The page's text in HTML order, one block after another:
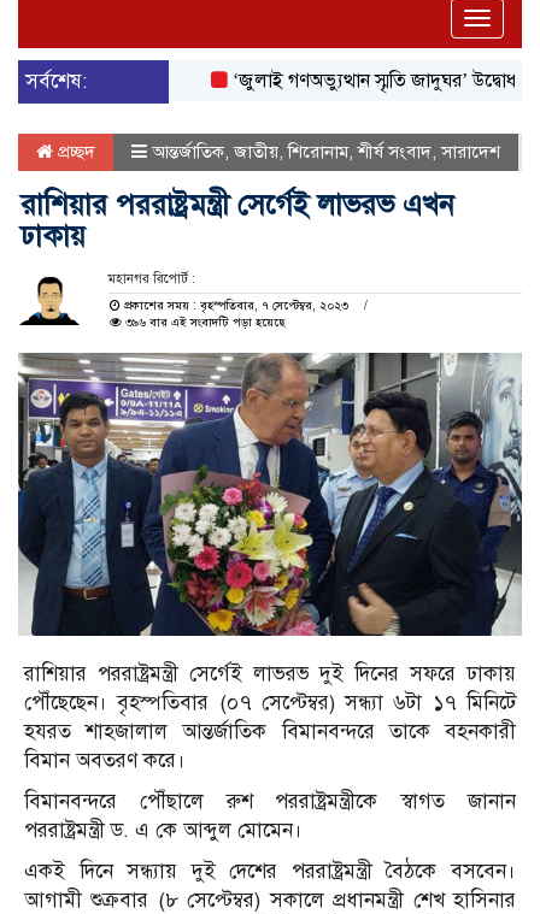
Toggle
সর্বশেষ:
‘জুলাই গণঅভ্যুত্থান স্মৃতি জাদুঘর’ উদ্বোধন করলেন
প্রচ্ছদ আন্তর্জাতিক,জাতীয়,শিরোনাম,শীর্ষ সংবাদ,সারাদেশ
রাশিয়ার পররাষ্ট্রমন্ত্রী সের্গেই লাভরভ এখন
ঢাকায়
মহানগর রিপোর্ট :
প্রকাশের সময় : বৃহস্পতিবার, ৭ সেপ্টেম্বর, ২০২৩
৩৯৬ বার এই সংবাদটি পড়া হয়েছে
রাশিয়ার পররাষ্ট্রমন্ত্রী সের্গেই লাভরভ দুই দিনের সফরে ঢাকায়
পৌঁছেছেন। বৃহস্পতিবার (০৭ সেপ্টেম্বর) সন্ধ্যা ৬টা ১৭ মিনিটে
হযরত শাহজালাল আন্তর্জাতিক বিমানবন্দরে তাকে বহনকারী
বিমান অবতরণ করে।
বিমানবন্দরে পৌঁছালে রুশ পররাষ্ট্রমন্ত্রীকে স্বাগত জানান
পররাষ্ট্রমন্ত্রী ড. এ কে আব্দুল মোমেন।
একই দিনে সন্ধ্যায় দুই দেশের পররাষ্ট্রমন্ত্রী বৈঠকে বসবেন।
আগামী শুক্রবার (৮ সেপ্টেম্বর) সকালে প্রধানমন্ত্রী শেখ হাসিনার